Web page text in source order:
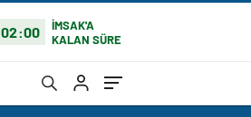
02:00
İMSAK'A
KALAN SÜRE